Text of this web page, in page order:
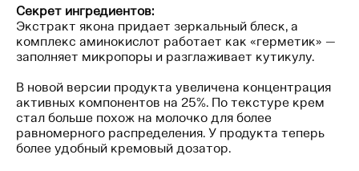
Секрет ингредиентов:
Экстракт якона придает зеркальный блеск, а
комплекс аминокислот работает как «герметик» —
заполняет микропоры и разглаживает кутикулу.​
В новой версии продукта увеличена концентрация
активных компонентов на 25%. По текстуре крем
стал больше похож на молочко для более
равномерного распределения. У продукта теперь
более удобный кремовый дозатор.